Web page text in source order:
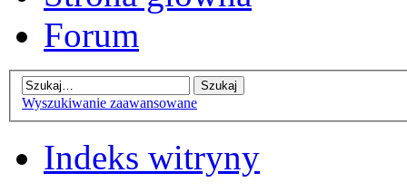
Forum
Wyszukiwanie zaawansowane
Indeks witryny